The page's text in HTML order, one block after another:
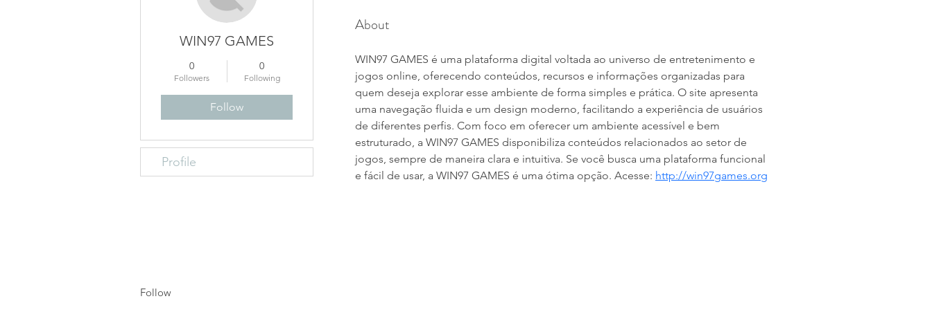
About
WIN97 GAMES é uma plataforma digital voltada ao universo de entretenimento e
jogos online, oferecendo conteúdos, recursos e informações organizadas para
quem deseja explorar esse ambiente de forma simples e prática. O site apresenta
uma navegação fluida e um design moderno, facilitando a experiência de usuários
de diferentes perfis. Com foco em oferecer um ambiente acessível e bem
estruturado, a WIN97 GAMES disponibiliza conteúdos relacionados ao setor de
jogos, sempre de maneira clara e intuitiva. Se você busca uma plataforma funcional
e fácil de usar, a WIN97 GAMES é uma ótima opção. Acesse: http://win97games.org
WIN97 GAMES
0
Followers
0
Following
Follow
Profile
Follow